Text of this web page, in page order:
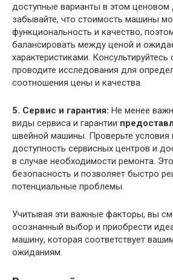
доступные варианты в этом ценовом
забывайте, что стоимость машины
функциональность и качество,
балансировать между ценой и
характеристиками.
проводите исследования для
соотношения цены и качества.
5. Сервис и гарантия: Не менее
виды сервиса и гарантии
швейной машины. Проверьте условия
доступность сервисных центров и
в случае необходимости ремонта.
безопасность и позволяет быстро
потенциальные проблемы.
Учитывая эти важные факторы, вы
осознанный выбор и приобрести
машину, которая соответствует
ожиданиям.